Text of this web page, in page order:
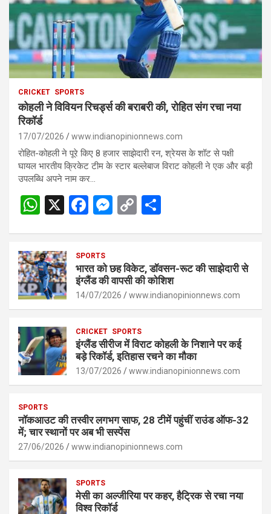
CRICKET SPORTS
कोहली ने विवियन रिचर्ड्स की बराबरी की, रोहित संग रचा नया
रिकॉर्ड
17/07/2026 www.indianopinionnews.com
रोहित-कोहली ने पूरे किए 8 हजार साझेदारी रन, श्रेयस के शॉट से पक्षी
घायल भारतीय क्रिकेट टीम के स्टार बल्लेबाज विराट कोहली ने एक और बड़ी
उपलब्धि अपने नाम कर…
W
s
A
p
p
X
F
b
o
o
M
n
g
er
C
Li
n
k
e
SPORTS
भारत को छह विकेट, डॉवसन-रूट की साझेदारी से
इंग्लैंड की वापसी की कोशिश
14/07/2026 www.indianopinionnews.com
CRICKET SPORTS
इंग्लैंड सीरीज में विराट कोहली के निशाने पर कई
बड़े रिकॉर्ड, इतिहास रचने का मौका
13/07/2026 www.indianopinionnews.com
SPORTS
नॉकआउट की तस्वीर लगभग साफ, 28 टीमें पहुंचीं राउंड ऑफ-32
में; चार स्थानों पर अब भी सस्पेंस
27/06/2026 www.indianopinionnews.com
SPORTS
मेसी का अल्जीरिया पर कहर, हैट्रिक से रचा नया
विश्व रिकॉर्ड